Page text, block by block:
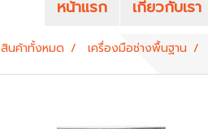
หน้าแรก เกี่ยวกับเรา
สินค้าทั้งหมด เครื่องมือช่างพื้นฐาน